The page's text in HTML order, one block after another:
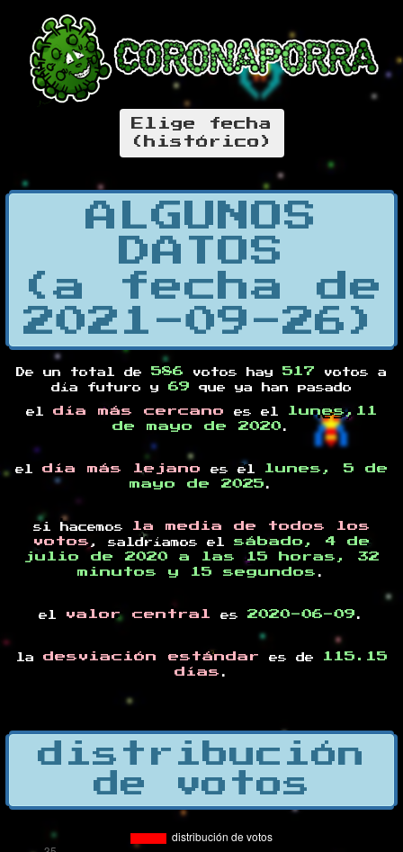
Elige fecha
(histórico)
ALGUNOS
DATOS
(a fecha de
2021-09-26)
De un total de 586 votos hay 517 votos a
día futuro y 69 que ya han pasado
el día más cercano es el
lunes,11
de mayo de 2020 .
el día más lejano es el
lunes, 5 de
mayo de 2025 .
si hacemos
la media de todos los
votos , saldríamos el sábado, 4 de
julio de 2020 a las 15 horas, 32
minutos y 15 segundos .
el valor central es 2020-06-09 .
la desviación estándar es de
115.15
días .
distribución
de votos